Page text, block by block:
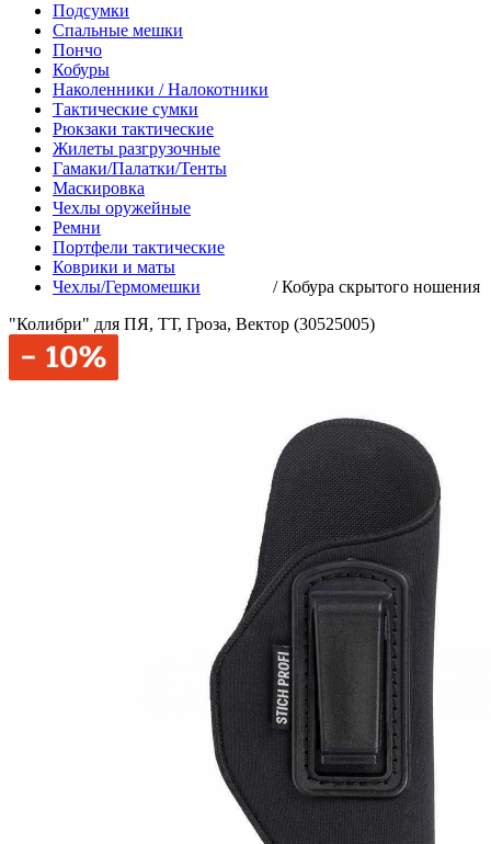
Подсумки
Спальные мешки
Пончо
Кобуры
Наколенники / Налокотники
Тактические сумки
Рюкзаки тактические
Жилеты разгрузочные
Гамаки/Палатки/Тенты
Маскировка
Чехлы оружейные
Ремни
Портфели тактические
Коврики и маты
Чехлы/Гермомешки
/Кобура скрытого ношения
"Колибри" для ПЯ, ТТ, Гроза, Вектор (30525005)